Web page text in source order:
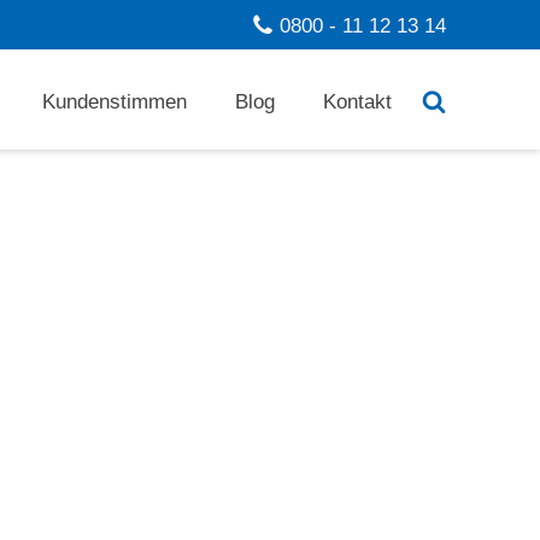
0800 - 11 12 13 14
Kundenstimmen Blog Kontakt